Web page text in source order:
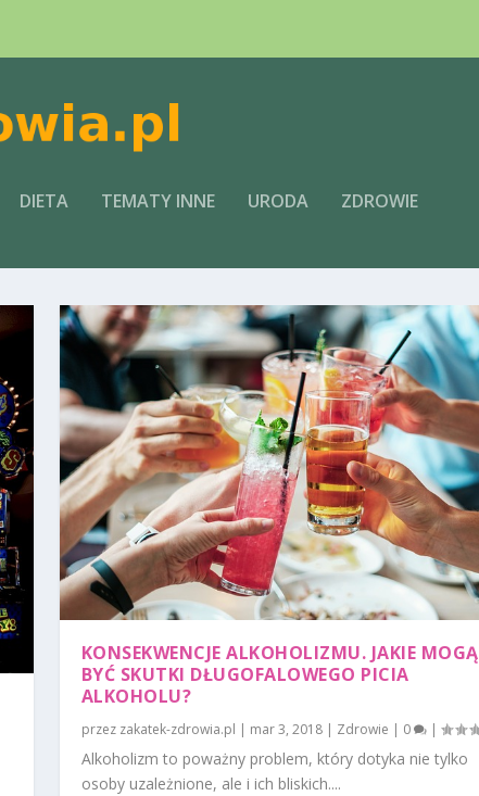
DIETA TEMATY INNE URODA ZDROWIE
KONSEKWENCJE ALKOHOLIZMU. JAKIE MOGĄ
BYĆ SKUTKI DŁUGOFALOWEGO PICIA
ALKOHOLU?
przez zakatek-zdrowia.pl | mar 3, 2018| Zdrowie | 0 |
Alkoholizm to poważny problem, który dotyka nie tylko
osoby uzależnione, ale i ich bliskich....